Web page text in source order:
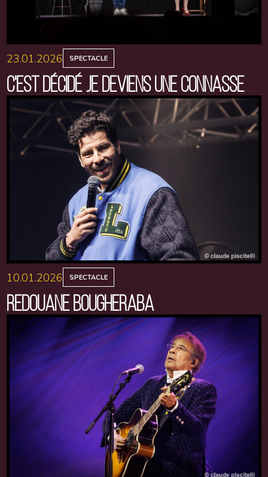
23.01.2026 SPECTACLE
C'EST DÉCIDÉ JE DEVIENS UNE CONNASSE
10.01.2026 SPECTACLE
REDOUANE BOUGHERABA